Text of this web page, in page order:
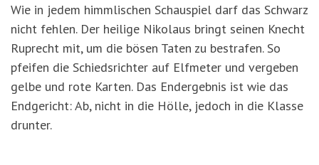
Wie in jedem himmlischen Schauspiel darf das Schwarz
nicht fehlen. Der heilige Nikolaus bringt seinen Knecht
Ruprecht mit, um die bösen Taten zu bestrafen. So
pfeifen die Schiedsrichter auf Elfmeter und vergeben
gelbe und rote Karten. Das Endergebnis ist wie das
Endgericht: Ab, nicht in die Hölle, jedoch in die Klasse
drunter.